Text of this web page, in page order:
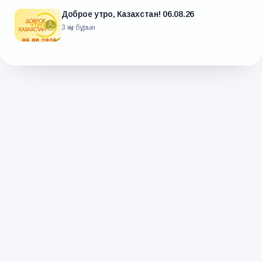
Доброе утро, Казахстан! 06.08.26
3 күн бұрын